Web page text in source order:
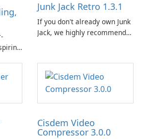
a
Junk Jack Retro 1.3.1
If you don't already own Junk
Jack, we highly recommend
This game is where it all
began! Junk Jack Retro,
formerly known as Junk Jack,
Cisdem Video
Compressor 3.0.0